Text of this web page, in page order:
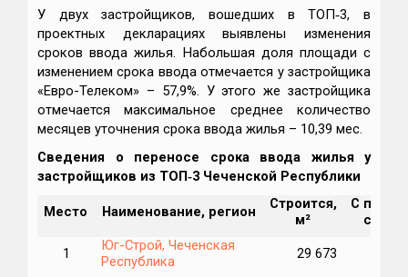
У двух застройщиков, вошедших в ТОП‑3, в
проектных декларациях выявлены изменения
сроков ввода жилья. Набольшая доля площади с
изменением срока ввода отмечается у застройщика
«Евро-Телеком» – 57,9%. У этого же застройщика
отмечается максимальное среднее количество
месяцев уточнения срока ввода жилья – 10,39 мес.
Сведения о переносе срока ввода жилья у
застройщиков из ТОП‑3 Чеченской Республики
Место Наименование, регион
Строится,
м²
С
1
Юг-Строй, Чеченская
Республика
29 673